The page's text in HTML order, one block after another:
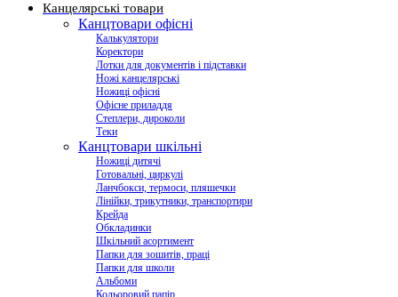
Канцелярські товари
Канцтовари офісні
Калькулятори
Коректори
Лотки для документів і підставки
Ножі канцелярські
Ножиці офісні
Офісне приладдя
Степлери, дироколи
Теки
Канцтовари шкільні
Ножиці дитячі
Готовальні, циркулі
Ланчбокси, термоси, пляшечки
Лінійки, трикутники, транспортири
Крейда
Обкладинки
Шкільний асортимент
Папки для зошитів, праці
Папки для школи
Альбоми
Кольоровий папір